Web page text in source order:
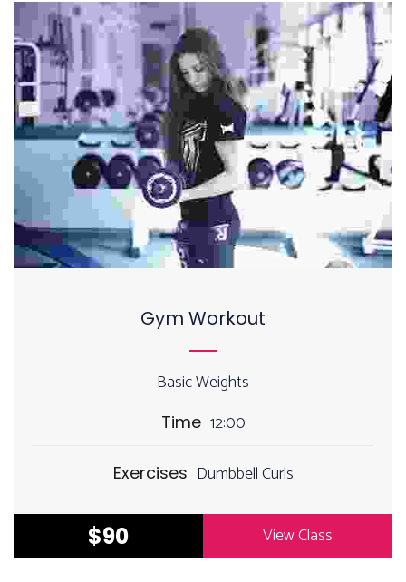
Gym Workout
Basic Weights
Time 12:00
Exercises Dumbbell Curls
$90 View Class